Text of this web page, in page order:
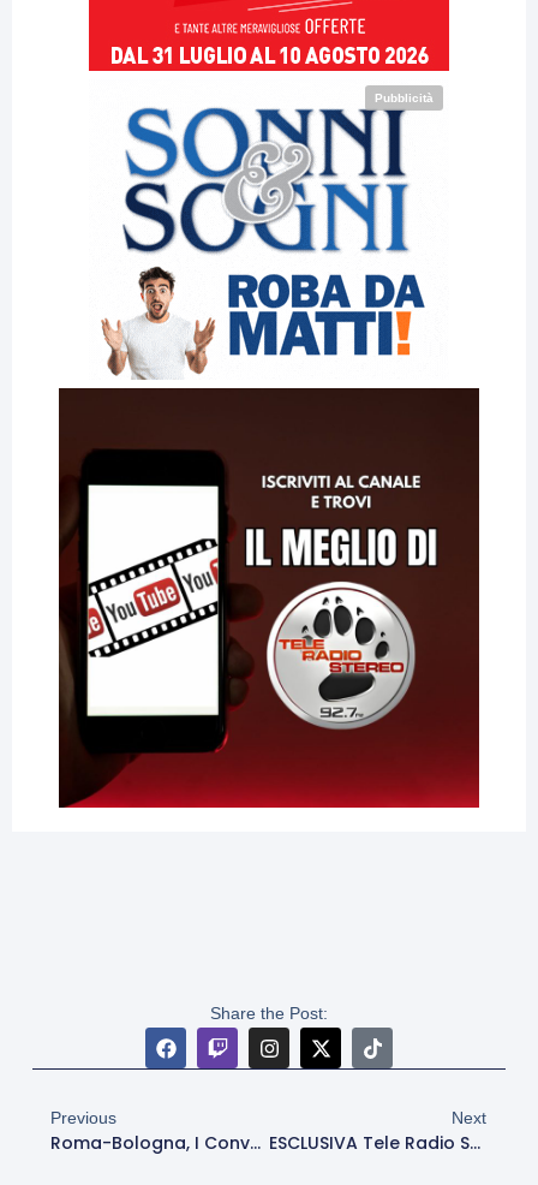
Pubblicità
Share the Post:
Previous
Roma-Bologna, I Convocati Di Gasperini: Out Anche Salah-Eddine
Next
ESCLUSIVA Tele Radio Stereo – Cipriani: “Roma-Bologna Sfida Insidiosa, Sono Curioso Di Gasp. Dovbyk? Gli Manca Cattiveria Agonistica”